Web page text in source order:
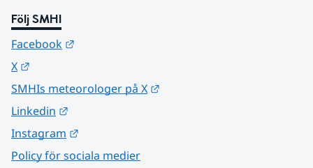
Följ SMHI
Facebook
X
SMHIs meteorologer på X
Linkedin
Instagram
Policy för sociala medier